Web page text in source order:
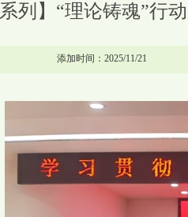
系列】“理论铸魂”行
添加时间：2025/11/21